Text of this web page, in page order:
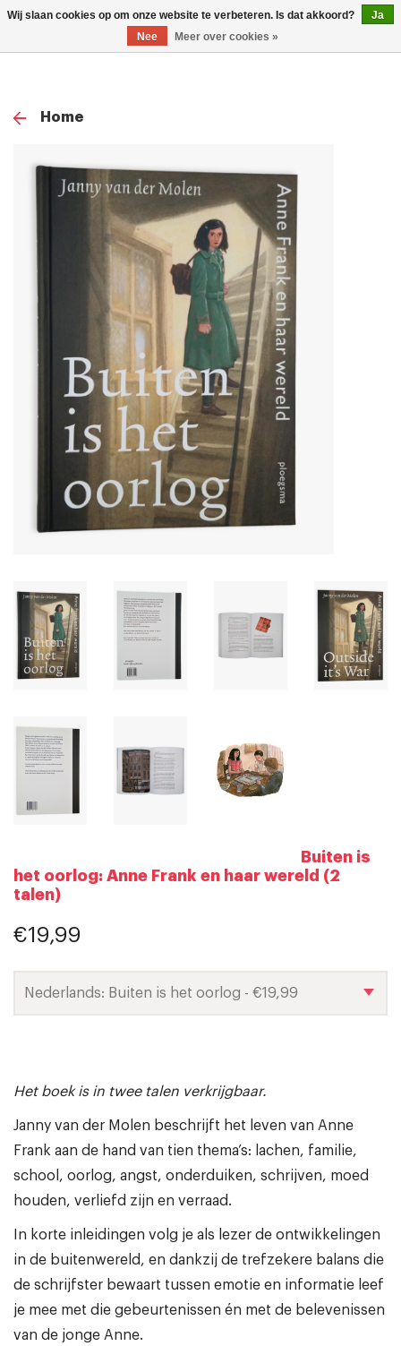
0
Home
Buiten is
het oorlog: Anne Frank en haar wereld (2
talen)
€19,99
Het boek is in twee talen verkrijgbaar.
Janny van der Molen beschrijft het leven van Anne
Frank aan de hand van tien thema’s: lachen, familie,
school, oorlog, angst, onderduiken, schrijven, moed
houden, verliefd zijn en verraad.
In korte inleidingen volg je als lezer de ontwikkelingen
in de buitenwereld, en dankzij de trefzekere balans die
de schrijfster bewaart tussen emotie en informatie leef
je mee met die gebeurtenissen én met de belevenissen
van de jonge Anne.
Wij slaan cookies op om onze website te verbeteren. Is dat akkoord?
Ja
Nee
Meer over cookies »